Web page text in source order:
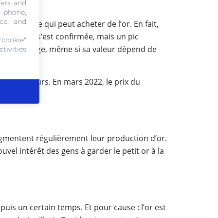
qui peut acheter de l’or. En fait,
reprise s’est confirmée, mais un pic
refuge, même si sa valeur dépend de
En mars 2022, le prix du
régulièrement leur production d’or.
intérêt des gens à garder le petit or à la
un certain temps. Et pour cause : l’or est
and
and